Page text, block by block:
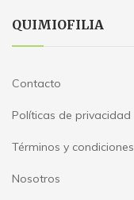
QUIMIOFILIA
Contacto
Políticas de privacidad
Términos y condiciones
Nosotros